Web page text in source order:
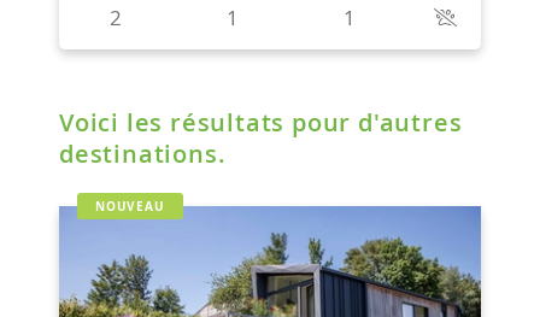
Voici les résultats pour d'autres
destinations.